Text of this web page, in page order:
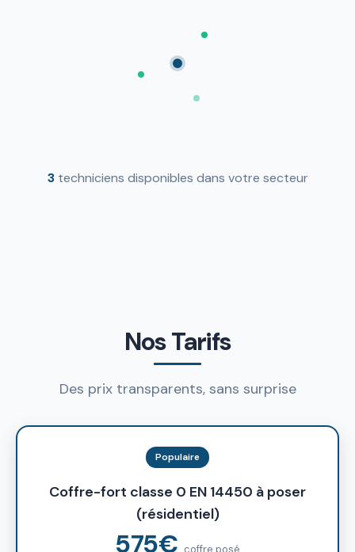
3techniciens disponibles dans votre secteur
Nos Tarifs
Des prix transparents, sans surprise
Populaire
Coffre-fort classe 0 EN 14450 à poser
(résidentiel)
575€ coffre posé